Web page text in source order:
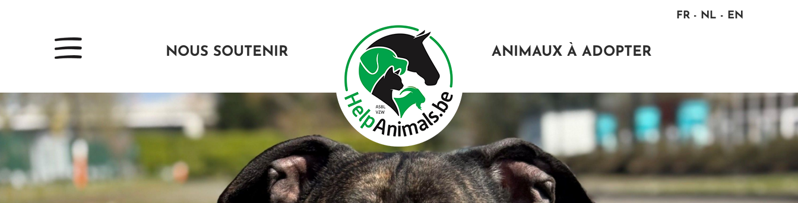
NOUS SOUTENIR ANIMAUX À ADOPTER
FR NL EN